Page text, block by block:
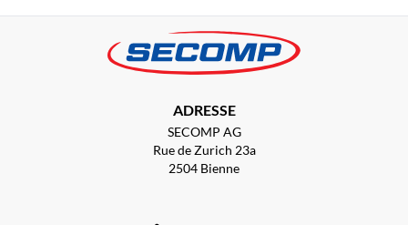
ADRESSE
SECOMP AG
Rue de Zurich 23a
2504 Bienne